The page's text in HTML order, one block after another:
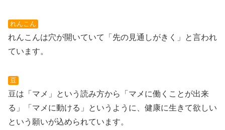
れんこん
れんこんは穴が開いていて「先の見通しがきく」と言われ
ています。
豆
豆は「マメ」という読み方から「マメに働くことが出来
る」「マメに動ける」というように、健康に生きて欲しい
という願いが込められています。